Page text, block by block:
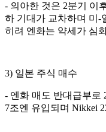
- 의아한 것은 2분기 이
하 기대가 교차하며 미-
히려 엔화는 약세가 심
3) 일본 주식 매수
- 엔화 매도 반대급부로
7조엔 유입되며 Nikkei